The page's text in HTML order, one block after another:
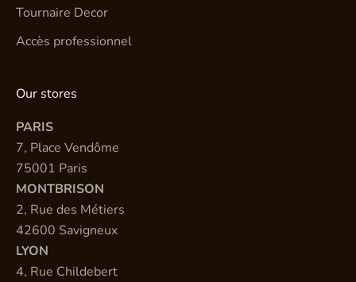
Tournaire Decor
Accès professionnel
Our stores
PARIS
7, Place Vendôme
75001 Paris
MONTBRISON
2, Rue des Métiers
42600 Savigneux
LYON
4, Rue Childebert